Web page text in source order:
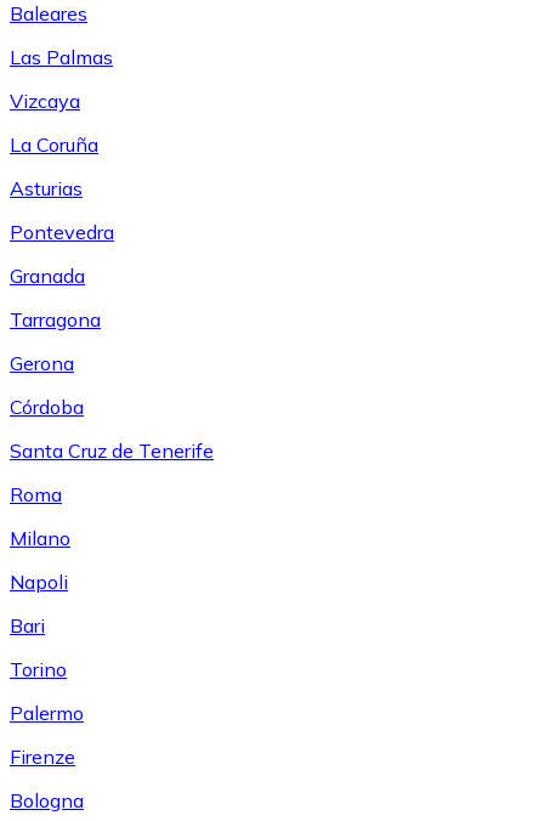
Baleares
Las Palmas
Vizcaya
La Coruña
Asturias
Pontevedra
Granada
Tarragona
Gerona
Córdoba
Santa Cruz de Tenerife
Roma
Milano
Napoli
Bari
Torino
Palermo
Firenze
Bologna